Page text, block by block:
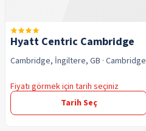
Hyatt Centric Cambridge
Cambridge, İngiltere, GB · Cambridge
Fiyatı görmek için tarih seçiniz
Tarih Seç